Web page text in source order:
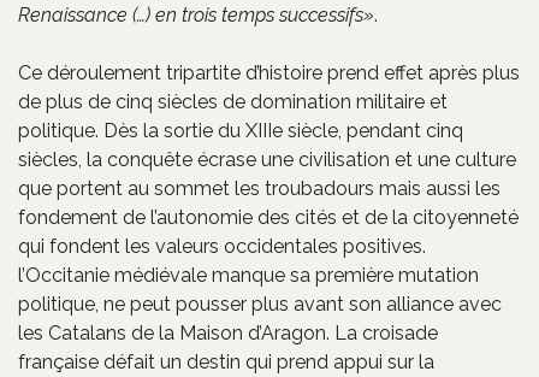
Renaissance (…) en trois temps successifs .
Ce déroulement tripartite d’histoire prend effet après plus
de plus de cinq siècles de domination militaire et
politique. Dès la sortie du XIIIe siècle, pendant cinq
siècles, la conquête écrase une civilisation et une culture
que portent au sommet les troubadours mais aussi les
fondement de l’autonomie des cités et de la citoyenneté
qui fondent les valeurs occidentales positives.
l’Occitanie médiévale manque sa première mutation
politique, ne peut pousser plus avant son alliance avec
les Catalans de la Maison d’Aragon. La croisade
française défait un destin qui prend appui sur la